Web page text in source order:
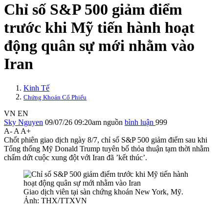
Chỉ số S&P 500 giảm điểm
trước khi Mỹ tiến hành hoạt
động quân sự mới nhằm vào
Iran
Kinh Tế
Chứng Khoán Cổ Phiếu
VN EN
Sky Nguyen 09/07/26 09:20am nguồn bình luận 999
A- A A+
Chốt phiên giao dịch ngày 8/7, chỉ số S&P 500 giảm điểm sau khi
Tổng thống Mỹ Donald Trump tuyên bố thỏa thuận tạm thời nhằm
chấm dứt cuộc xung đột với Iran đã ’kết thúc’.
Giao dịch viên tại sàn chứng khoán New York, Mỹ.
Ảnh: THX/TTXVN